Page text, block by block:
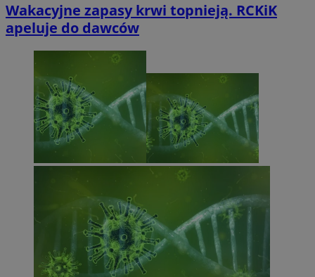
Wakacyjne zapasy krwi topnieją. RCKiK
apeluje do dawców